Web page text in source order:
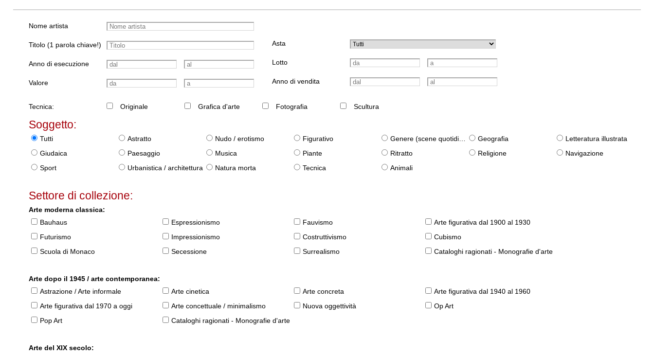
Nome artista
Titolo (1 parola chiave!)
Anno di esecuzione
Valore
Asta
Lotto
Anno di vendita
Tecnica: Originale Grafica d'arte Fotografia Scultura
Soggetto:
Tutti Astratto Nudo / erotismo Figurativo Genere (scene quotidiane) Geografia
Letteratura illustrata
Giudaica
Paesaggio Musica Piante Ritratto Religione
Navigazione
Sport
Urbanistica / architettura Natura morta Tecnica Animali
Settore di collezione:
Arte moderna classica:
Bauhaus
Espressionismo Fauvismo
Arte figurativa dal 1900 al 1930
Futurismo
Impressionismo Costruttivismo
Cubismo
Scuola di Monaco
Secessione Surrealismo Cataloghi ragionati - Monografie d'arte
Arte dopo il 1945 / arte contemporanea:
Astrazione / Arte informale
Arte cinetica Arte concreta
Arte figurativa dal 1940 al 1960
Arte figurativa dal 1970 a oggi
Arte concettuale / minimalismo Nuova oggettività
Op Art
Pop Art
Cataloghi ragionati - Monografie d'arte
Arte del XIX secolo: